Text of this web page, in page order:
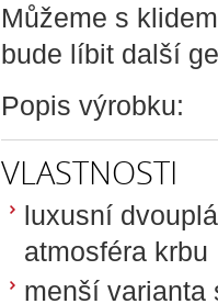
Můžeme s
bude líbit další
Popis výrobku:
VLASTNOSTI
luxusní
atmosféra krbu
menší varianta